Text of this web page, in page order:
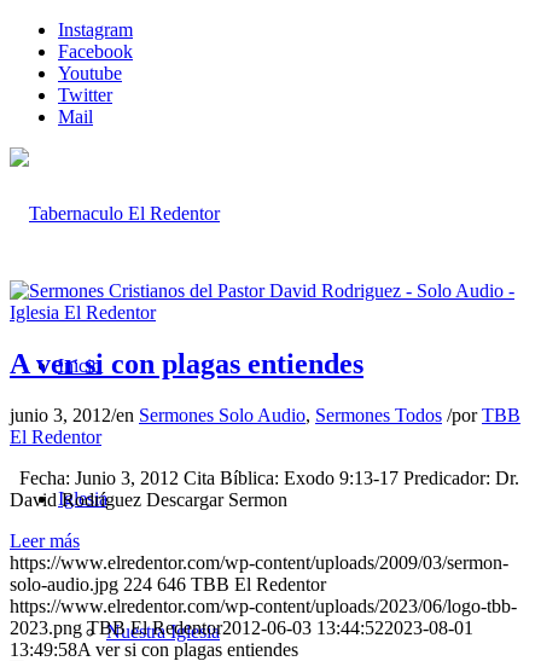
Instagram
Facebook
Youtube
Twitter
Mail
Inicio
Iglesia
Nuestra Iglesia
A ver si con plagas entiendes
junio 3, 2012/en Sermones Solo Audio, Sermones Todos /porTBB
El Redentor
Fecha: Junio 3, 2012 Cita Bíblica: Exodo 9:13-17 Predicador: Dr.
David Rodríguez Descargar Sermon
Leer más
https://www.elredentor.com/wp-content/uploads/2009/03/sermon-
solo-audio.jpg 224 646 TBB El Redentor
https://www.elredentor.com/wp-content/uploads/2023/06/logo-tbb-
2023.png TBB El Redentor2012-06-03 13:44:522023-08-01
13:49:58A ver si con plagas entiendes